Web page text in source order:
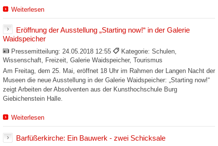
Weiterlesen
Eröffnung der Ausstellung „Starting now!“ in der Galerie
Waidspeicher
Pressemitteilung: 24.05.2018 12:55
Kategorie: Schulen,
Wissenschaft, Freizeit, Galerie Waidspeicher, Tourismus
Am Freitag, dem 25. Mai, eröffnet 18 Uhr im Rahmen der Langen Nacht der
Museen die neue Ausstellung in der Galerie Waidspeicher: „Starting now!“
zeigt Arbeiten der Absolventen aus der Kunsthochschule Burg
Giebichenstein Halle.
Weiterlesen
Barfüßerkirche: Ein Bauwerk - zwei Schicksale